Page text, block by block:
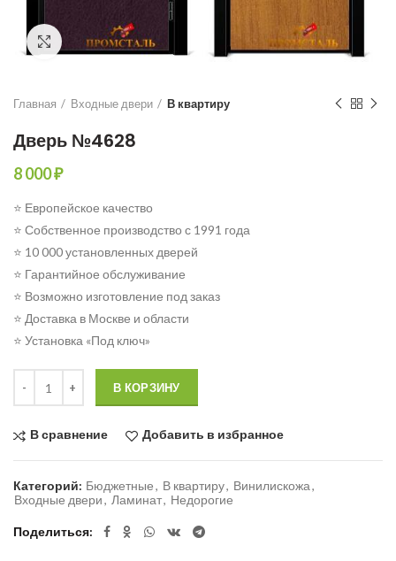
Click to enlarge
Главная Входные двери В квартиру
Дверь №4628
8 000₽
⭐ Европейское качество
⭐ Собственное производство с 1991 года
⭐ 10 000 установленных дверей
⭐ Гарантийное обслуживание
⭐ Возможно изготовление под заказ
⭐ Доставка в Москве и области
⭐ Установка «Под ключ»
В КОРЗИНУ
В сравнение Добавить в избранное
Категорий: Бюджетные, В квартиру, Винилискожа,
Входные двери, Ламинат, Недорогие
Поделиться